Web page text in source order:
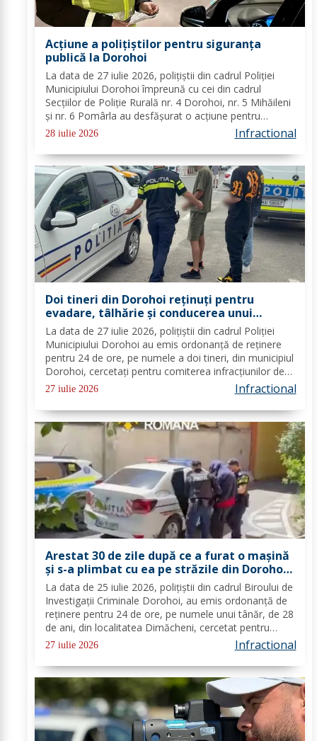
Acțiune a polițiștilor pentru siguranța
publică la Dorohoi
La data de 27 iulie 2026, polițiștii din cadrul Poliției
Municipiului Dorohoi împreună cu cei din cadrul
Secțiilor de Poliție Rurală nr. 4 Dorohoi, nr. 5 Mihăileni
și nr. 6 Pomârla au desfășurat o acțiune pentru
menţinerea unui climat de ordine şi siguranţă publică,
28 iulie 2026 Infractional
Doi tineri din Dorohoi reținuți pentru
evadare, tâlhărie și conducerea unui
vehicul fără permis de conducere
La data de 27 iulie 2026, polițiștii din cadrul Poliției
Municipiului Dorohoi au emis ordonanță de reținere
pentru 24 de ore, pe numele a doi tineri, din municipiul
Dorohoi, cercetați pentru comiterea infracțiunilor de
evadare, lipsire de libertate în mod ilegal, tâlhărie
27 iulie 2026 Infractional
Arestat 30 de zile după ce a furat o mașină
și s-a plimbat cu ea pe străzile din Dorohoi.
„Viteazul” nu avea nici permis de conducere
La data de 25 iulie 2026, polițiștii din cadrul Biroului de
Investigații Criminale Dorohoi, au emis ordonanță de
reținere pentru 24 de ore, pe numele unui tânăr, de 28
de ani, din localitatea Dimăcheni, cercetat pentru
comiterea infracțiunilor de furt în scop de folosință și
27 iulie 2026 Infractional